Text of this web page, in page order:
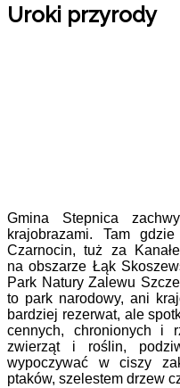
Uroki przyrody
Gmina Stepnica
krajobrazami. Tam
Czarnocin, tuż za
na obszarze Łąk
Park Natury Zalewu
to park narodowy, ani
bardziej rezerwat, ale
cennych, chronionych i
zwierząt i roślin,
wypoczywać w ciszy
ptaków, szelestem drzew